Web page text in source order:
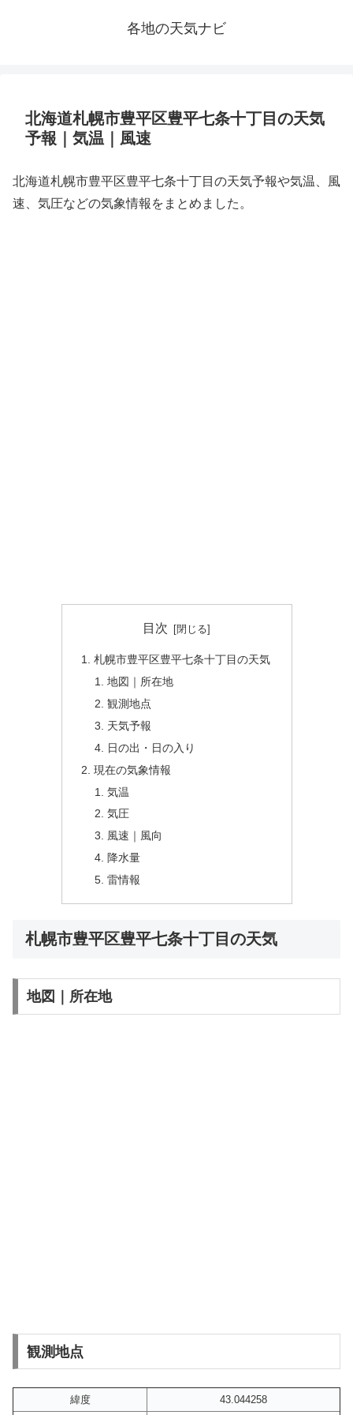
各地の天気ナビ
北海道札幌市豊平区豊平七条十丁目の天気
予報｜気温｜風速
北海道札幌市豊平区豊平七条十丁目の天気予報や気温、風
速、気圧などの気象情報をまとめました。
目次
札幌市豊平区豊平七条十丁目の天気
地図｜所在地
観測地点
天気予報
日の出・日の入り
現在の気象情報
気温
気圧
風速｜風向
降水量
雷情報
札幌市豊平区豊平七条十丁目の天気
地図｜所在地
観測地点
緯度 43.044258